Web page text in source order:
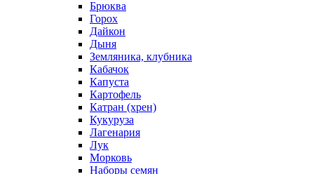
Брюква
Горох
Дайкон
Дыня
Земляника, клубника
Кабачок
Капуста
Картофель
Катран (хрен)
Кукуруза
Лагенария
Лук
Морковь
Наборы семян